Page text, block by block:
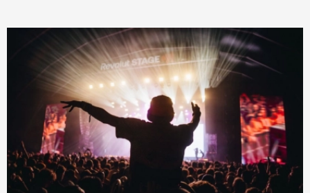
BEAUTY AWARDS
WEBSHOP
HÍRLEVÉL